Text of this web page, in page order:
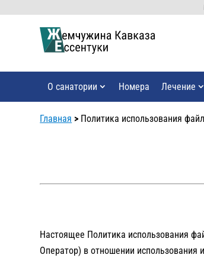
О санатории Номера Лечение
Главная > Политика использования
Настоящее Политика использования
Оператор) в отношении использования